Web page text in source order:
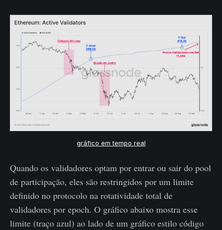
gráfico em tempo real
Quando os validadores optam por entrar ou sair do pool
de participação, eles são restringidos por um limite
definido no protocolo na rotatividade total de
validadores por epoch. O gráfico abaixo mostra esse
limite (traço azul) ao lado de um gráfico estilo código